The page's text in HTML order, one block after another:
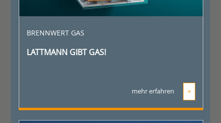
BRENNWERT GAS
LATTMANN GIBT GAS!
mehr erfahren +